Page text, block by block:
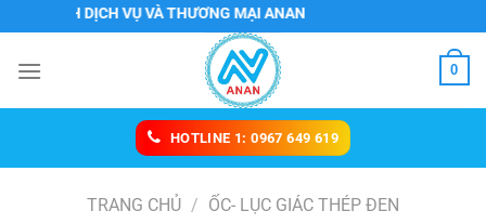
đến
nội
DỊCH VỤ VÀ THƯƠNG MẠI ANAN
0
HOTLINE 1: 0967 649 619
TRANG CHỦ / ỐC- LỤC GIÁC THÉP ĐEN